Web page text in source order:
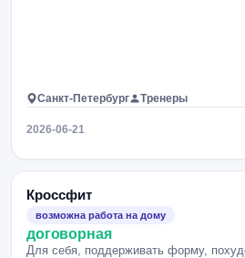
Санкт-Петербург Тренеры
2026-06-21
Кроссфит
возможна работа на дому
договорная
Для себя, поддерживать форму,